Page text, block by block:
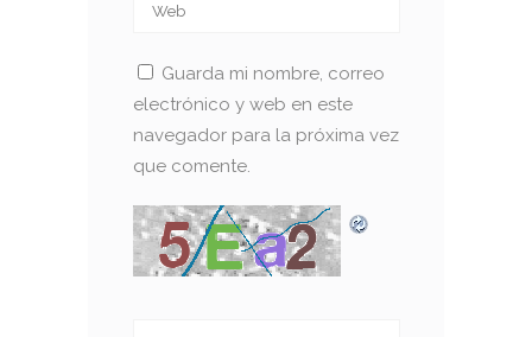
Guarda mi nombre, correo
electrónico y web en este
navegador para la próxima vez
que comente.